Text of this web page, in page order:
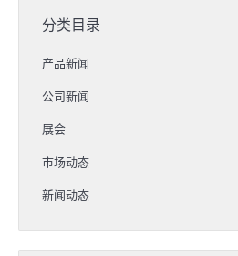
分类目录
产品新闻
公司新闻
展会
市场动态
新闻动态